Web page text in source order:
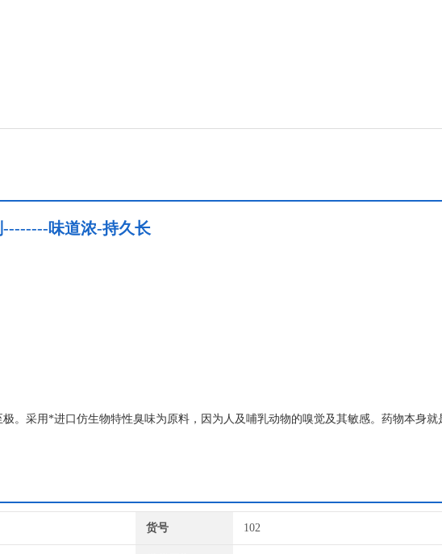
味道浓-持久长
。采用*进口仿生物特性臭味为原料，因为人及哺乳动物的嗅觉及其敏感。药物本身就
货号 102